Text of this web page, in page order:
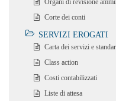
Organi di revisione
Corte dei conti
SERVIZI EROGATI
Carta dei servizi e
Class action
Costi contabilizzati
Liste di attesa